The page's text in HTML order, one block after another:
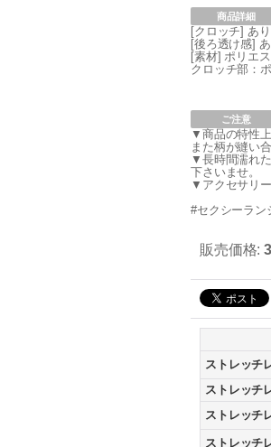
商品詳細
[クロッチ] あり
[後ろ透け感] あ
[素材] ポリエ
クロッチ部：
ご注意
▼商品の特性
また柄が縫い
▼長時間濡れ
下さいませ。
▼アクセサリ
#セクシーラン
販売価格:
ストレッチ
ストレッチ
ストレッチ
ストレッチ